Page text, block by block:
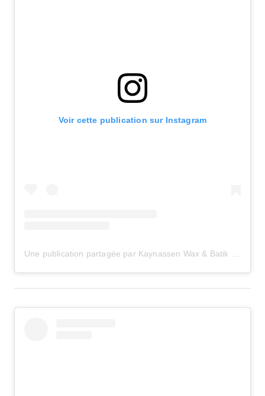
Voir cette publication sur Instagram
Une publication partagée par Kaynassen Wax & Batik (@kaynassen)